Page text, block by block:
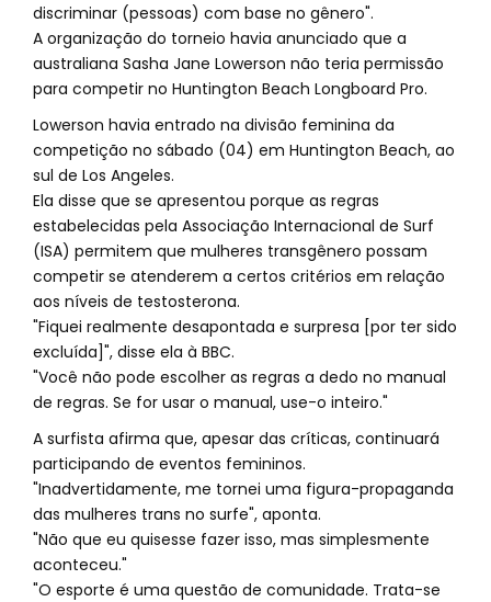
discriminar (pessoas) com base no gênero".
A organização do torneio havia anunciado que a
australiana Sasha Jane Lowerson não teria permissão
para competir no Huntington Beach Longboard Pro.
Lowerson havia entrado na divisão feminina da
competição no sábado (04) em Huntington Beach, ao
sul de Los Angeles.
Ela disse que se apresentou porque as regras
estabelecidas pela Associação Internacional de Surf
(ISA) permitem que mulheres transgênero possam
competir se atenderem a certos critérios em relação
aos níveis de testosterona.
"Fiquei realmente desapontada e surpresa [por ter sido
excluída]", disse ela à BBC.
"Você não pode escolher as regras a dedo no manual
de regras. Se for usar o manual, use-o inteiro."
A surfista afirma que, apesar das críticas, continuará
participando de eventos femininos.
"Inadvertidamente, me tornei uma figura-propaganda
das mulheres trans no surfe", aponta.
"Não que eu quisesse fazer isso, mas simplesmente
aconteceu."
"O esporte é uma questão de comunidade. Trata-se